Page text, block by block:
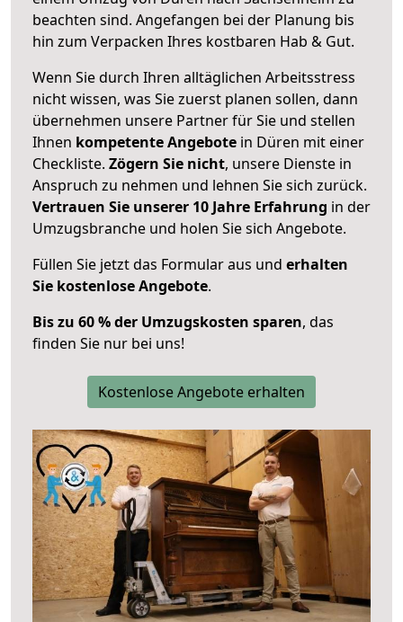
beachten sind. Angefangen bei der Planung bis
hin zum Verpacken Ihres kostbaren Hab & Gut.
Wenn Sie durch Ihren alltäglichen Arbeitsstress
nicht wissen, was Sie zuerst planen sollen, dann
übernehmen unsere Partner für Sie und stellen
Ihnen kompetente Angebote in Düren mit einer
Checkliste. Zögern Sie nicht, unsere Dienste in
Anspruch zu nehmen und lehnen Sie sich zurück.
Vertrauen Sie unserer 10 Jahre Erfahrung in der
Umzugsbranche und holen Sie sich Angebote.
Füllen Sie jetzt das Formular aus und erhalten
Sie kostenlose Angebote.
Bis zu 60 % der Umzugskosten sparen, das
finden Sie nur bei uns!
Kostenlose Angebote erhalten